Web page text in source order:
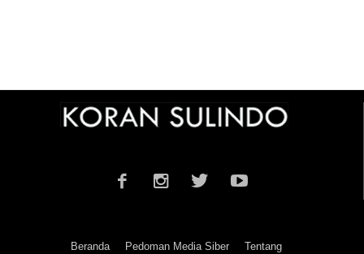
Beranda Pedoman Media Siber Tentang